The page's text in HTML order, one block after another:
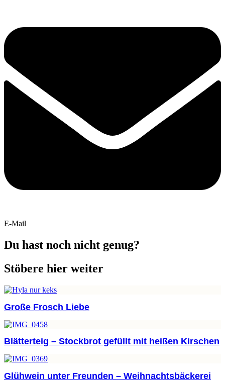
E-Mail
Du hast noch nicht genug?
Stöbere hier weiter
Große Frosch Liebe
Blätterteig – Stockbrot gefüllt mit heißen Kirschen
Glühwein unter Freunden – Weihnachtsbäckerei